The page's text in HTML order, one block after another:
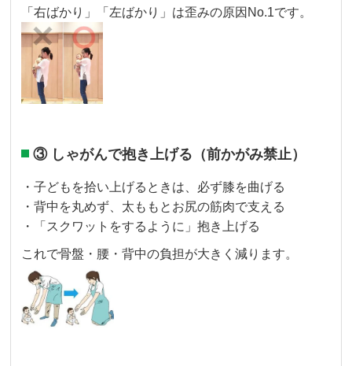
「右ばかり」「左ばかり」は歪みの原因No.1です。
③ しゃがんで抱き上げる（前かがみ禁止）
・子どもを拾い上げるときは、必ず膝を曲げる
・背中を丸めず、太ももとお尻の筋肉で支える
・「スクワットをするように」抱き上げる
これで骨盤・腰・背中の負担が大きく減ります。